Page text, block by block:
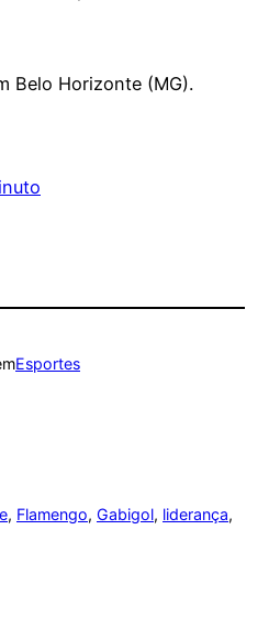
Belo Horizonte (MG).
Esportes
, Flamengo, Gabigol, liderança